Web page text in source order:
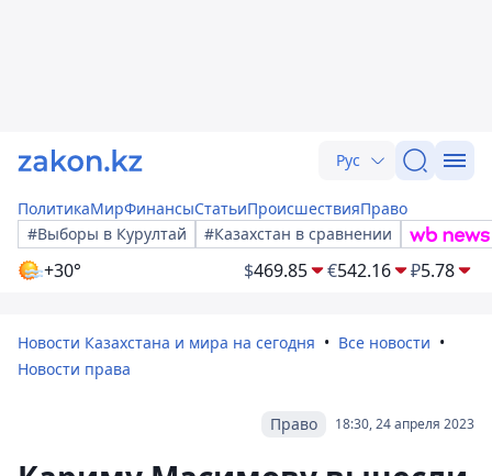
Рус
ПолитикаМирФинансыСтатьиПроисшествияПраво
#Выборы в Курултай
#Казахстан в сравнении
+30° $469.85 €542.16 ₽5.78
Новости Казахстана и мира на сегодня
Все новости
Новости права
18:30, 24 апреля 2023
Право